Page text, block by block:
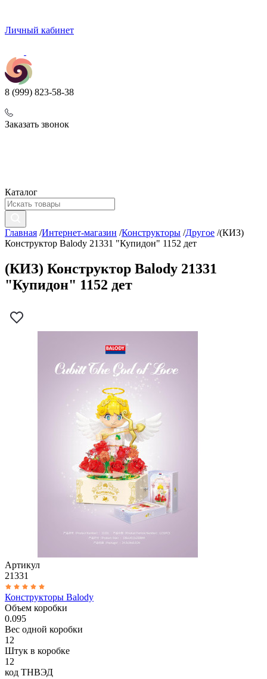
Личный кабинет
8 (999) 823-58-38
Заказать звонок
Каталог
Главная /Интернет-магазин /Конструкторы /Другое /(КИЗ)
Конструктор Balody 21331 "Купидон" 1152 дет
(КИЗ) Конструктор Balody 21331
"Купидон" 1152 дет
Артикул
21331
Конструкторы Balody
Объем коробки
0.095
Вес одной коробки
12
Штук в коробке
12
код ТНВЭД